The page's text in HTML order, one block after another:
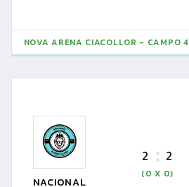
NOVA ARENA CIACOLLOR - CAMPO 4
NACIONAL
2 2
(0 X 0)